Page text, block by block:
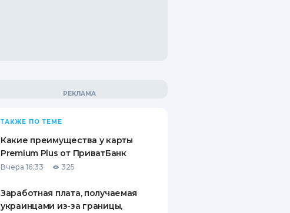
ТАКЖЕ ПО ТЕМЕ
Какие преимущества у карты
Premium Plus от ПриватБанк
Вчера 16:33 325
Заработная плата, получаемая
украинцами из-за границы,